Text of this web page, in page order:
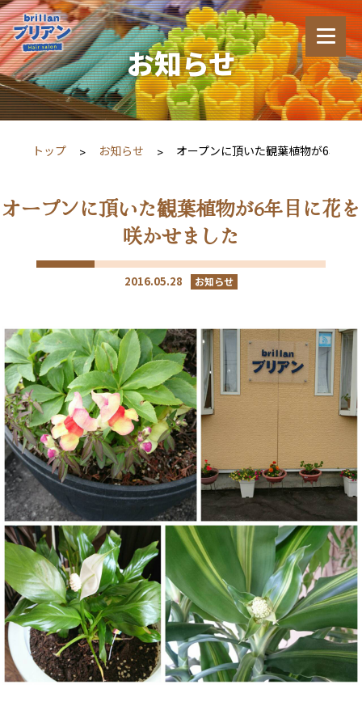
お知らせ
トップ お知らせ オープンに頂いた観葉植物が6年目
オープンに頂いた観葉植物が6年目に花を
咲かせました
2016.05.28 お知らせ